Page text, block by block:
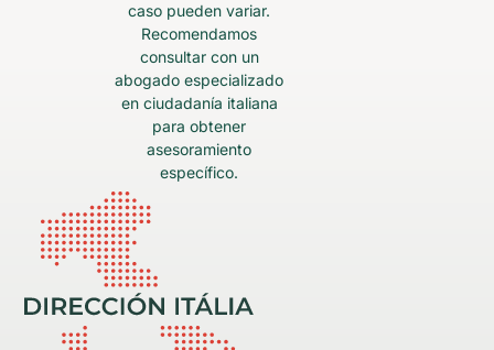
caso pueden variar.
Recomendamos
consultar con un
abogado especializado
en ciudadanía italiana
para obtener
asesoramiento
específico.